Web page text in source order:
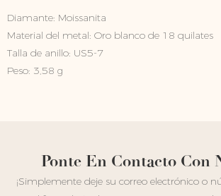
Diamante: Moissanita
Material del metal: Oro blanco de 18 quilates
Talla de anillo: US5-7
Peso: 3,58 g
Ponte En Contacto Con
¡Simplemente deje su correo electrónico o